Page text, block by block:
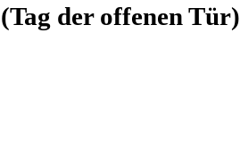
der offenen Tür)